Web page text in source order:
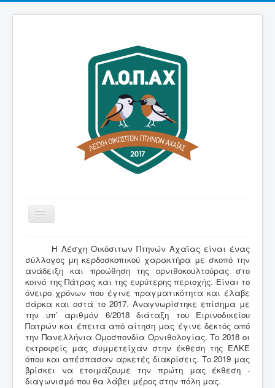
Εναλλαγή
Αρχική
Λέσχη
Νέα
Εκθέσεις
Χρήσιμες Πληροφορίες
Επικοινωνία
H Λέσχη Οικόσιτων Πτηνών Αχαΐας είναι ένας
σύλλογος μη κερδοσκοπικού χαρακτήρα με σκοπό την
ανάδειξη και προώθηση της ορνιθοκουλτούρας στο
κοινό της Πάτρας και της ευρύτερης περιοχής. Είναι το
όνειρο χρόνων που έγινε πραγματικότητα και έλαβε
σάρκα και οστά το 2017. Αναγνωρίστηκε επίσημα με
την υπ’ αριθμόν 6/2018 διάταξη του Ειρινοδικείου
Πατρών και έπειτα από αίτηση μας έγινε δεκτός από
την Πανελλήνια Ομοσπονδία Ορνιθολογίας. Το 2018 οι
εκτροφείς μας συμμετείχαν στην έκθεση της ΕΛΚΕ
όπου και απέσπασαν αρκετές διακρίσεις. Το 2019 μας
βρίσκει να ετοιμάζουμε την πρώτη μας έκθεση -
διαγωνισμό που θα λάβει μέρος στην πόλη μας.